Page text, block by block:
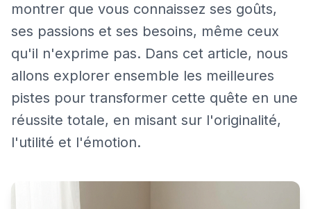
montrer que vous connaissez ses goûts,
ses passions et ses besoins, même ceux
qu'il n'exprime pas. Dans cet article, nous
allons explorer ensemble les meilleures
pistes pour transformer cette quête en une
réussite totale, en misant sur l'originalité,
l'utilité et l'émotion.